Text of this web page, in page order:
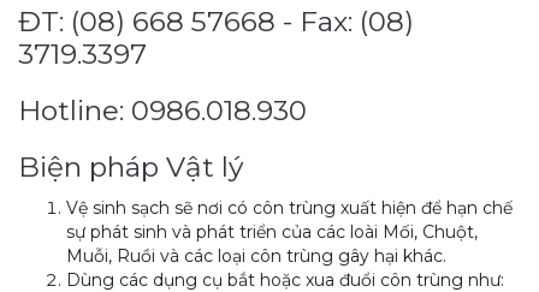
ĐT: (08) 668 57668 - Fax: (08)
3719.3397
Hotline: 0986.018.930
Biện pháp Vật lý
Vệ sinh sạch sẽ nơi có côn trùng xuất hiện để hạn chế
sự phát sinh và phát triển của các loài Mối, Chuột,
Muỗi, Ruồi và các loại côn trùng gây hại khác.
Dùng các dụng cụ bắt hoặc xua đuổi côn trùng như: